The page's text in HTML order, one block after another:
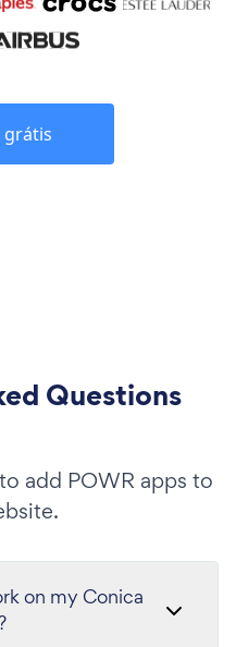
grátis
Questions
add POWR apps to
on my Conica